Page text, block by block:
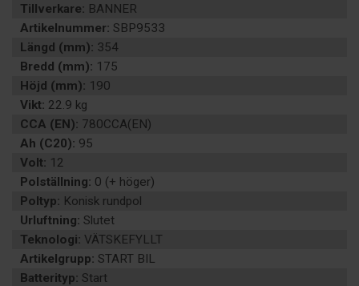
Tillverkare: BANNER
Artikelnummer: SBP9533
Längd (mm): 354
Bredd (mm): 175
Höjd (mm): 190
Vikt: 22.9 kg
CCA (EN): 780CCA(EN)
Ah (C20): 95
Volt: 12
Polställning: 0 (+ höger)
Poltyp: Konisk rundpol
Urluftning: Slutet
Teknologi: VÄTSKEFYLLT
Artikelgrupp: START BIL
Batterityp: Start